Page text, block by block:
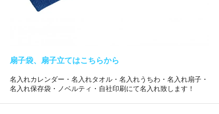
扇子袋、扇子立てはこちらから
名入れカレンダー・名入れタオル・名入れうちわ・名入れ扇子・
名入れ保存袋・ノベルティ・自社印刷にて名入れ致します！